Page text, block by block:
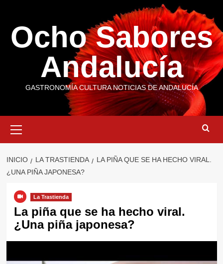
contenido
Ocho Sabores
Andalucía
GASTRONOMÍA CULTURA NOTICIAS DE ANDALUCÍA
primario
INICIO LA TRASTIENDA
LA PIÑA QUE SE HA HECHO VIRAL.
¿UNA PIÑA JAPONESA?
La Trastienda
La piña que se ha hecho viral.
¿Una piña japonesa?